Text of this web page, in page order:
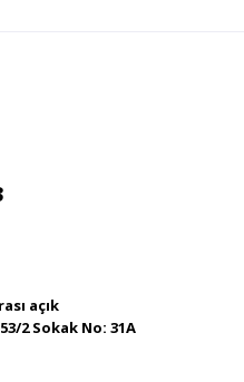
açık
2 Sokak No: 31A